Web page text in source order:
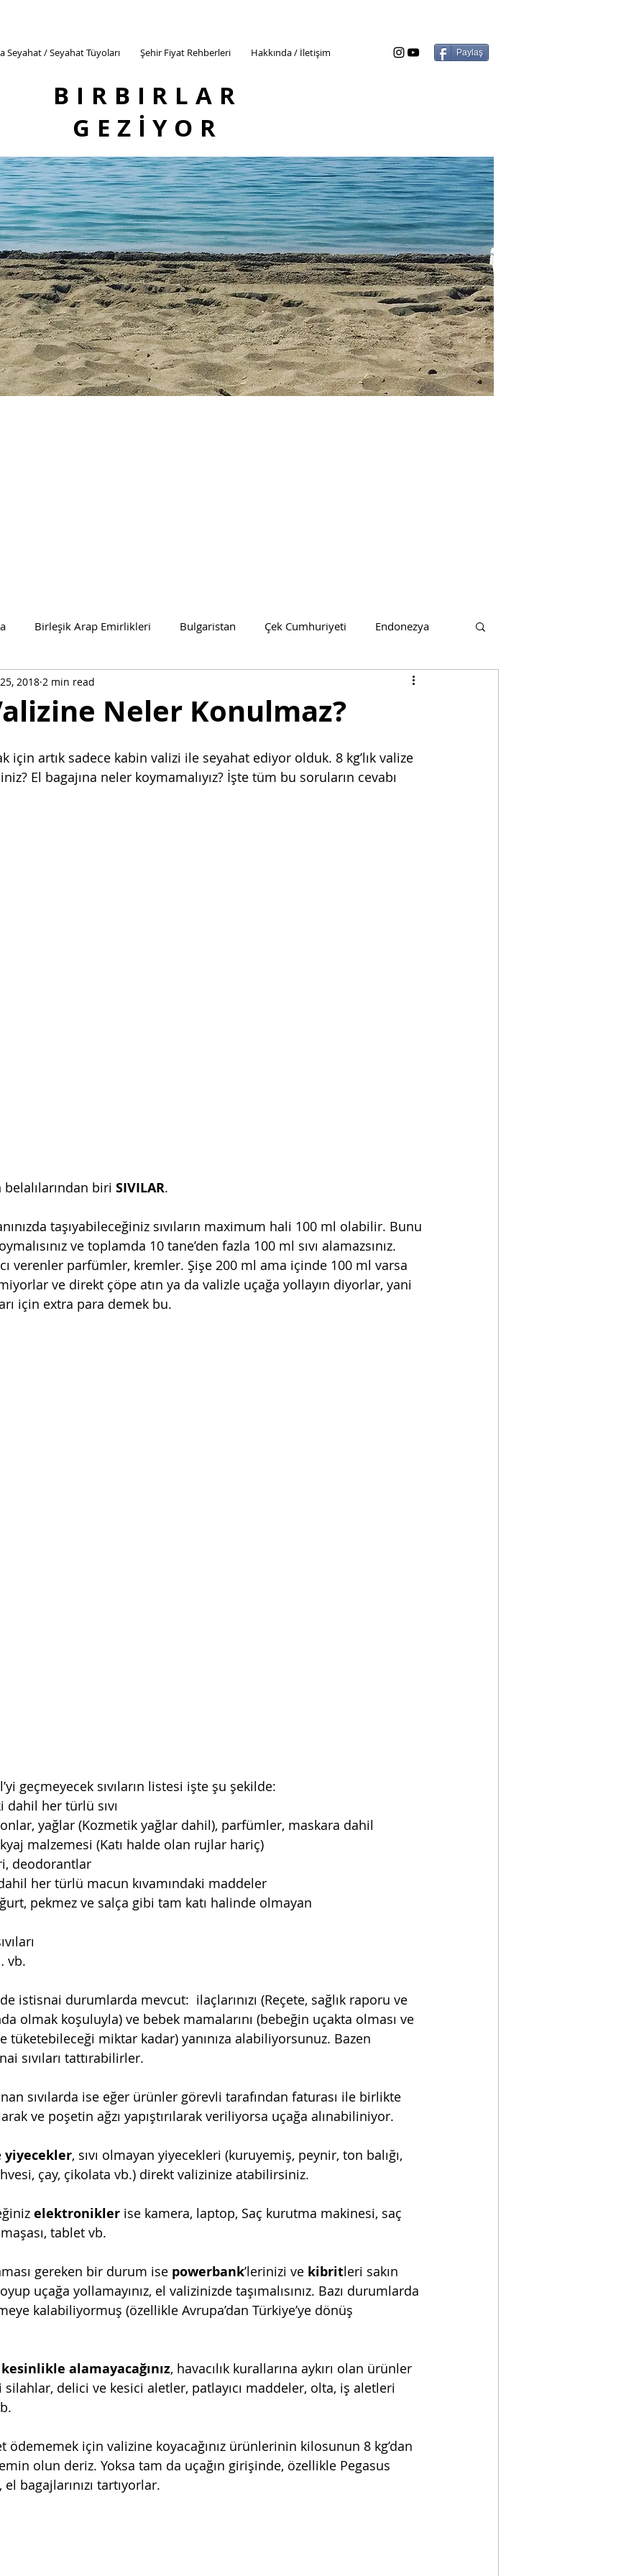
Seyahat / Seyahat Tüyoları Şehir Fiyat Rehberleri Hakkında / İletişim Paylaş
BIRBIRLAR
GEZİYOR
Birleşik Arap Emirlikleri Bulgaristan Çek Cumhuriyeti Endonezya
İspanya Macaristan
Neler Konulmaz?
2018 2 min read
için artık sadece kabin valizi ile seyahat ediyor olduk. 8 kg’lık valize
El bagajına neler koymamalıyız? İşte tüm bu soruların cevabı
biri SIVILAR.
taşıyabileceğiniz sıvıların maximum hali 100 ml olabilir. Bunu
ve toplamda 10 tane’den fazla 100 ml sıvı alamazsınız.
verenler parfümler, kremler. Şişe 200 ml ama içinde 100 ml varsa
ve direkt çöpe atın ya da valizle uçağa yollayın diyorlar, yani
için extra para demek bu.
geçmeyecek sıvıların listesi işte şu şekilde:
dahil her türlü sıvı
yağlar (Kozmetik yağlar dahil), parfümler, maskara dahil
malzemesi (Katı halde olan rujlar hariç)
deodorantlar
her türlü macun kıvamındaki maddeler
pekmez ve salça gibi tam katı halinde olmayan
vb.
istisnai durumlarda mevcut:  ilaçlarınızı (Reçete, sağlık raporu ve
olmak koşuluyla) ve bebek mamalarını (bebeğin uçakta olması ve
tüketebileceği miktar kadar) yanınıza alabiliyorsunuz. Bazen
sıvıları tattırabilirler.
sıvılarda ise eğer ürünler görevli tarafından faturası ile birlikte
ve poşetin ağzı yapıştırılarak veriliyorsa uçağa alınabiliniyor.
yiyecekler, sıvı olmayan yiyecekleri (kuruyemiş, peynir, ton balığı,
çay, çikolata vb.) direkt valizinize atabilirsiniz.
elektronikler ise kamera, laptop, Saç kurutma makinesi, saç
tablet vb.
gereken bir durum ise powerbank’lerinizi ve kibritleri sakın
uçağa yollamayınız, el valizinizde taşımalısınız. Bazı durumlarda
kalabiliyormuş (özellikle Avrupa’dan Türkiye’ye dönüş
alamayacağınız, havacılık kurallarına aykırı olan ürünler
silahlar, delici ve kesici aletler, patlayıcı maddeler, olta, iş aletleri
ödememek için valizine koyacağınız ürünlerinin kilosunun 8 kg’dan
olun deriz. Yoksa tam da uçağın girişinde, özellikle Pegasus
bagajlarınızı tartıyorlar.